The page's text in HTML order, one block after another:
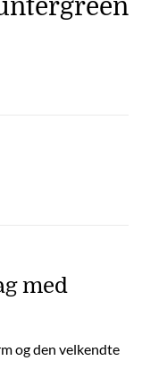
med
og den velkendte